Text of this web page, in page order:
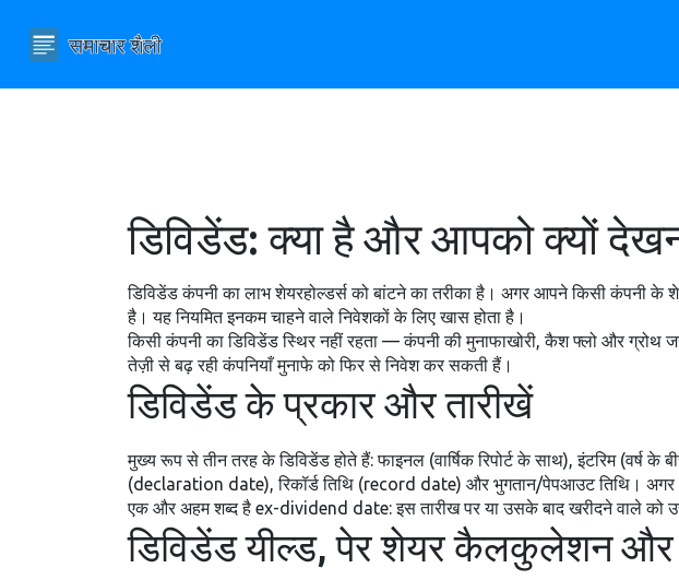
डिविडेंड: क्या है और आपको क्यों
डिविडेंड कंपनी का लाभ शेयरहोल्डर्स को बांटने का तरीका है। अगर आपने किसी कंपनी
है। यह नियमित इनकम चाहने वाले निवेशकों के लिए खास होता है।
किसी कंपनी का डिविडेंड स्थिर नहीं रहता — कंपनी की मुनाफाखोरी, कैश फ्लो और ग्रोथ
तेज़ी से बढ़ रही कंपनियाँ मुनाफे को फिर से निवेश कर सकती हैं।
डिविडेंड के प्रकार और तारीखें
मुख्य रूप से तीन तरह के डिविडेंड होते हैं: फाइनल (वार्षिक रिपोर्ट के साथ), इंटरिम (वर्ष
(declaration date), रिकॉर्ड तिथि (record date) और भुगतान/पेपआउट तिथि। अगर
एक और अहम शब्द है ex-dividend date: इस तारीख पर या उसके बाद खरीदने वाले को
डिविडेंड यील्ड, पेर शेयर कैलकुलेशन